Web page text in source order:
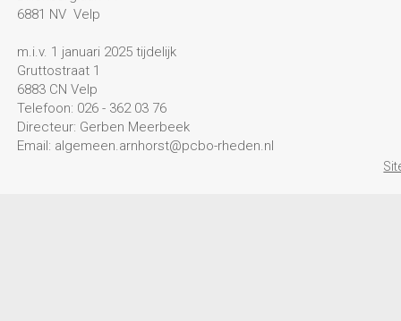
6881 NV Velp
m.i.v. 1 januari 2025 tijdelijk
Gruttostraat 1
6883 CN Velp
Telefoon: 026 - 362 03 76
Directeur: Gerben Meerbeek
Email: algemeen.arnhorst@pcbo-rheden.nl